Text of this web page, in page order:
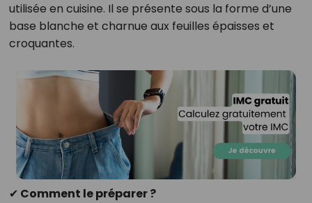
utilisée en cuisine. Il se présente sous la forme d’une
base blanche et charnue aux feuilles épaisses et
croquantes.
✔ Comment le préparer ?